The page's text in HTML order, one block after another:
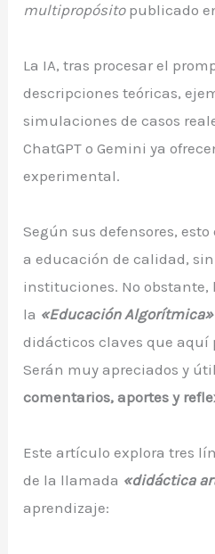
multipropósitopublicado
La IA, tras procesar el
descripciones teóricas,
simulaciones de casos
ChatGPT o Gemini ya
experimental.
Según sus defensores,
a educación de calidad,
instituciones. No obstante,
la «Educación Algorítmica»
didácticos claves que aquí
Serán muy apreciados y
comentarios, aportes y
Este artículo explora tres
de la llamada «didáctica
aprendizaje: